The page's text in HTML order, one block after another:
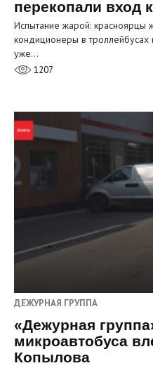
перекопали вход
Испытание жарой: красноярцы
кондиционеры в троллейбусах
уже…
1207
ДЕЖУРНАЯ ГРУППА
«Дежурная
микроавтобуса
Копылова